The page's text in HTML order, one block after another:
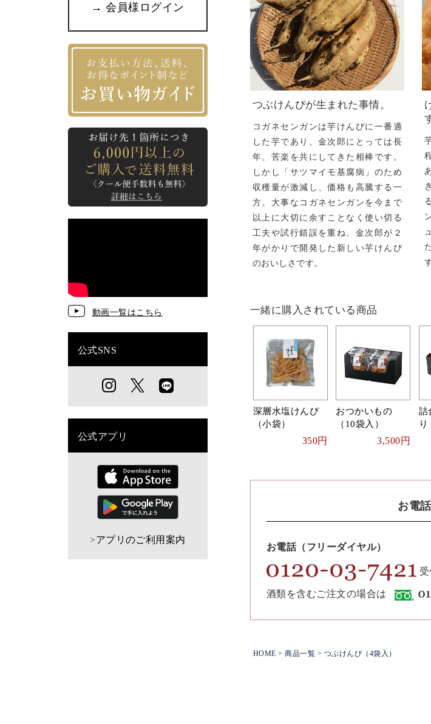
→ 会員様ログイン
動画一覧はこちら
公式SNS
公式アプリ
>アプリのご利用案内
つぶけんぴが生まれた事情。
コガネセンガンは芋けんぴに一番適
した芋であり、金次郎にとっては長
年、苦楽を共にしてきた相棒です。
しかし「サツマイモ基腐病」のため
収穫量が激減し、価格も高騰する一
方。大事なコガネセンガンを今まで
以上に大切に余すことなく使い切る
工夫や試行錯誤を重ね、金次郎が２
年がかりで開発した新しい芋けんぴ
のおいしさです。
一緒に購入されている商品
深層水塩けんぴ
（小袋）
350円
おつかいもの
（10袋入）
3,500円
詰
お電
お電話（フリーダイヤル）
酒類を含むご注文の場合は
HOME >商品一覧 > つぶけんぴ（4袋入）